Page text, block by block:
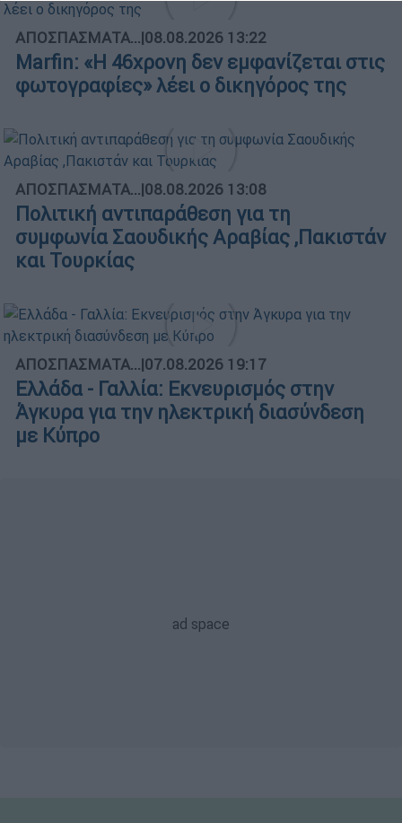
ΑΠΟΣΠΑΣΜΑΤΑ...|08.08.2026 13:22
Marfin: «Η 46χρονη δεν εμφανίζεται στις
φωτογραφίες» λέει ο δικηγόρος της
ΑΠΟΣΠΑΣΜΑΤΑ...|08.08.2026 13:08
Πολιτική αντιπαράθεση για τη
συμφωνία Σαουδικής Αραβίας ,Πακιστάν
και Τουρκίας
ΑΠΟΣΠΑΣΜΑΤΑ...|07.08.2026 19:17
Ελλάδα - Γαλλία: Εκνευρισμός στην
Άγκυρα για την ηλεκτρική διασύνδεση
με Κύπρο